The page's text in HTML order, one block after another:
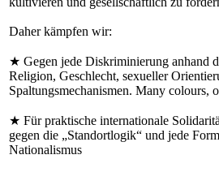
Daher kämpfen wir:
★ Gegen jede Diskriminierung anhand
Religion, Geschlecht, sexueller
Spaltungsmechanismen. Many colours,
★ Für praktische internationale
gegen die „Standortlogik“ und jede
Nationalismus